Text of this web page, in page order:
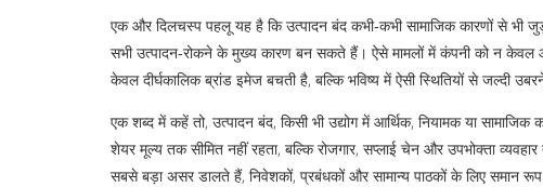
एक और दिलचस्प पहलू यह है कि उत्पादन बंद कभी‑कभी सामाजिक कारणों से भी
सभी उत्पादन‑रोकने के मुख्य कारण बन सकते हैं। ऐसे मामलों में कंपनी को न केवल
केवल दीर्घकालिक ब्रांड इमेज बचती है, बल्कि भविष्य में ऐसी स्थितियों से जल्दी
एक शब्द में कहें तो, उत्पादन बंद, किसी भी उद्योग में आर्थिक, नियामक या
शेयर मूल्य तक सीमित नहीं रहता, बल्कि रोजगार, सप्लाई चेन और उपभोक्ता
सबसे बड़ा असर डालते हैं, निवेशकों, प्रबंधकों और सामान्य पाठकों के लिए समान